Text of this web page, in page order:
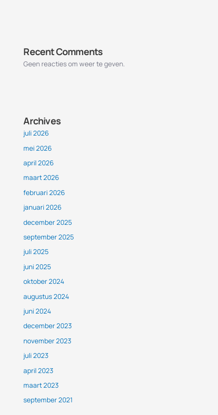
Recent Comments
Geen reacties om weer te geven.
Archives
juli 2026
mei 2026
april 2026
maart 2026
februari 2026
januari 2026
december 2025
september 2025
juli 2025
juni 2025
oktober 2024
augustus 2024
juni 2024
december 2023
november 2023
juli 2023
april 2023
maart 2023
september 2021